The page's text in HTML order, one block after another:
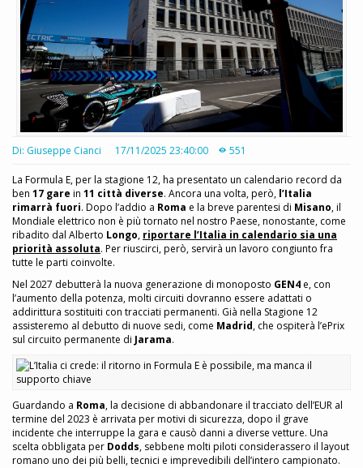
Di: Giuseppe Cianci 17/11/2025 23:40:00 551
La Formula E, per la stagione 12, ha presentato un calendario record da
ben 17 gare in 11 città diverse. Ancora una volta, però, l’Italia
rimarrà fuori. Dopo l’addio a Roma e la breve parentesi di Misano, il
Mondiale elettrico non è più tornato nel nostro Paese, nonostante, come
ribadito dal Alberto Longo, riportare l’Italia in calendario sia una
priorità assoluta. Per riuscirci, però, servirà un lavoro congiunto fra
tutte le parti coinvolte.
Nel 2027 debutterà la nuova generazione di monoposto GEN4 e, con
l’aumento della potenza, molti circuiti dovranno essere adattati o
addirittura sostituiti con tracciati permanenti. Già nella Stagione 12
assisteremo al debutto di nuove sedi, come Madrid, che ospiterà l’ePrix
sul circuito permanente di Jarama.
Guardando a Roma, la decisione di abbandonare il tracciato dell’EUR al
termine del 2023 è arrivata per motivi di sicurezza, dopo il grave
incidente che interruppe la gara e causò danni a diverse vetture. Una
scelta obbligata per Dodds, sebbene molti piloti considerassero il layout
romano uno dei più belli, tecnici e imprevedibili dell’intero campionato.